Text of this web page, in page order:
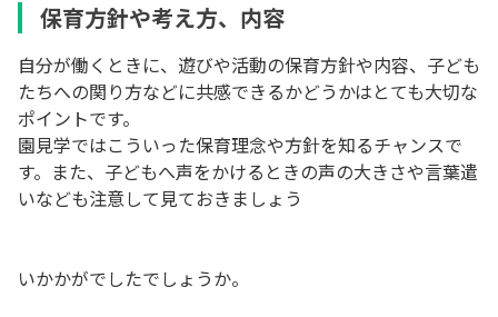
保育方針や考え方、内容
自分が働くときに、遊びや活動の保育方針や内容、子ども
たちへの関り方などに共感できるかどうかはとても大切な
ポイントです。
園見学ではこういった保育理念や方針を知るチャンスで
す。また、子どもへ声をかけるときの声の大きさや言葉遣
いなども注意して見ておきましょう
いかかがでしたでしょうか。